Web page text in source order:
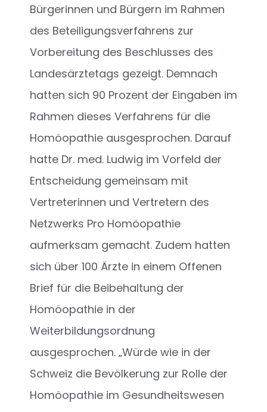
Bürgerinnen und Bürgern im Rahmen
des Beteiligungsverfahrens zur
Vorbereitung des Beschlusses des
Landesärztetags gezeigt. Demnach
hatten sich 90 Prozent der Eingaben im
Rahmen dieses Verfahrens für die
Homöopathie ausgesprochen. Darauf
hatte Dr. med. Ludwig im Vorfeld der
Entscheidung gemeinsam mit
Vertreterinnen und Vertretern des
Netzwerks Pro Homöopathie
aufmerksam gemacht. Zudem hatten
sich über 100 Ärzte in einem Offenen
Brief für die Beibehaltung der
Homöopathie in der
Weiterbildungsordnung
ausgesprochen. „Würde wie in der
Schweiz die Bevölkerung zur Rolle der
Homöopathie im Gesundheitswesen